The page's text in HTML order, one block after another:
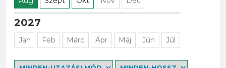
2027
Jan Feb Márc Ápr Máj Jún Júl